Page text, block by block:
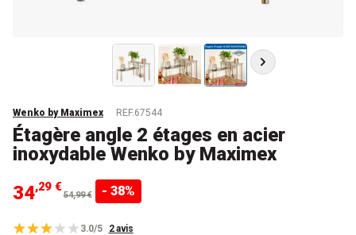
Wenko by Maximex REF.67544
Étagère angle 2 étages en acier
inoxydable Wenko by Maximex
34,29 €
54,99 € - 38%
3.0/5 2 avis